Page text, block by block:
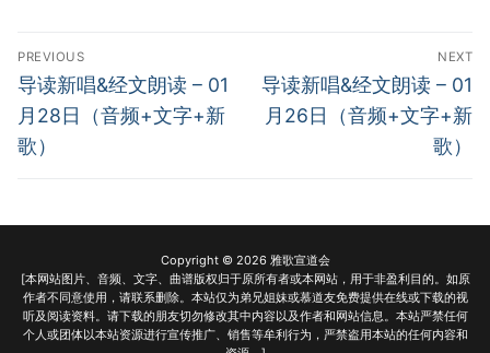
Post
navigation
PREVIOUS
Previous
post:
导读新唱&经文朗读 – 01
月28日（音频+文字+新
歌）
NEXT
Next
post:
导读新唱&经文朗读 – 01
月26日（音频+文字+新
歌）
Copyright © 2026 雅歌宣道会
[本网站图片、音频、文字、曲谱版权归于原所有者或本网站，用于非盈利目的。如原
作者不同意使用，请联系删除。本站仅为弟兄姐妹或慕道友免费提供在线或下载的视
听及阅读资料。请下载的朋友切勿修改其中内容以及作者和网站信息。本站严禁任何
个人或团体以本站资源进行宣传推广、销售等牟利行为，严禁盗用本站的任何内容和